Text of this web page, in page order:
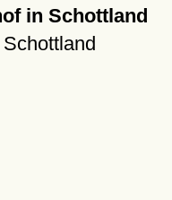
in Schottland